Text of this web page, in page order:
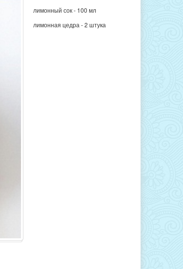
лимонный сок - 100 мл
лимонная цедра - 2 штука